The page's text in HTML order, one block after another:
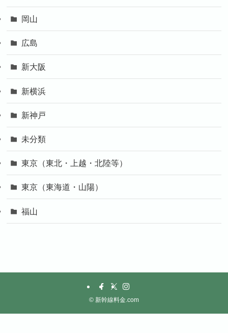
岡山
広島
新大阪
新横浜
新神戸
未分類
東京（東北・上越・北陸等）
東京（東海道・山陽）
福山
© 新幹線料金.com